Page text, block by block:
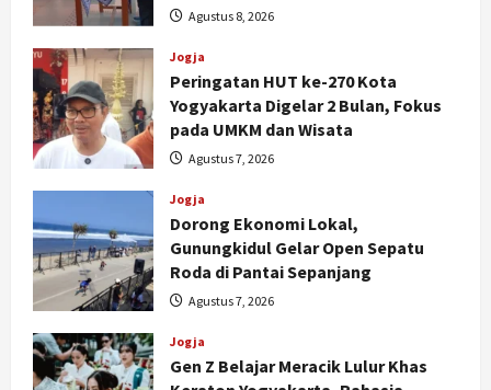
Agustus 8, 2026
Jogja
Peringatan HUT ke-270 Kota
Yogyakarta Digelar 2 Bulan, Fokus
pada UMKM dan Wisata
Agustus 7, 2026
Jogja
Dorong Ekonomi Lokal,
Gunungkidul Gelar Open Sepatu
Roda di Pantai Sepanjang
Agustus 7, 2026
Jogja
Gen Z Belajar Meracik Lulur Khas
Jogja